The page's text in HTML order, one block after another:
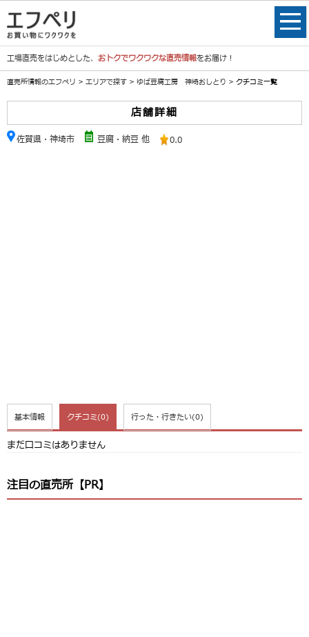
工場直売をはじめとした、 おトクでワクワクな直売情報をお届け！
直売所情報のエフペリ > エリアで探す > ゆば豆腐工房 神埼おしとり > クチコミ一覧
店舗詳細
佐賀県・神埼市 豆腐・納豆 他 0.0
基本情報 クチコミ(0) 行った・行きたい(0)
まだ口コミはありません
注目の直売所【PR】